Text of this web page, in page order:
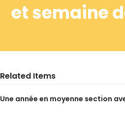
et semaine
Related Items
Une année en moyenne section